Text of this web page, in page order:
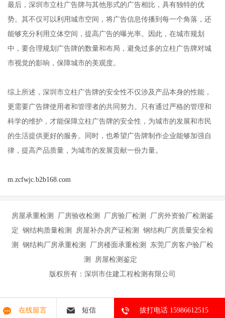
最后，深圳市立柱广告牌与其他形式的广告相比，具有独特的优
势。其不仅可以利用城市空间，将广告信息传播到每一个角落，还
能够充分利用立体空间，提高广告的曝光率。因此，在城市规划
中，要合理规划广告牌的数量和布局，避免过多的立柱广告牌对城
市视觉的影响，保障城市的美观度。
综上所述，深圳市立柱广告牌的安全性不仅涉及产品本身的性能，
更需要广告牌使用者和管理者的共同努力。只有通过严格的管理和
科学的维护，才能保障立柱广告牌的安全性，为城市的发展和市民
的生活提供更好的服务。同时，也希望广告牌制作企业能够加强自
律，提高产品质量，为城市的发展贡献一份力量。
m.zcfwjc.b2b168.com
房屋承重检测 厂房验收检测 厂房验厂检测 厂房外资验厂检测鉴
定 钢结构质量检测 房屋补办房产证检测 钢结构厂房质量安全检
测 钢结构厂房承重检测 厂房楼面承重检测 东莞厂房客户验厂检
测 房屋检测鉴定
版权所有：深圳市住建工程检测有限公司
在线留言 短信 拔打电话 15986612515